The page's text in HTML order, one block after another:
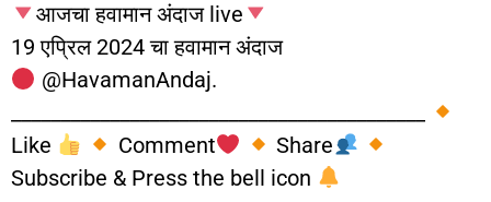
आजचा हवामान अंदाज live
19 एप्रिल 2024 चा हवामान अंदाज
‎@HavamanAndaj.
Like
Comment
Share
Subscribe & Press the bell icon